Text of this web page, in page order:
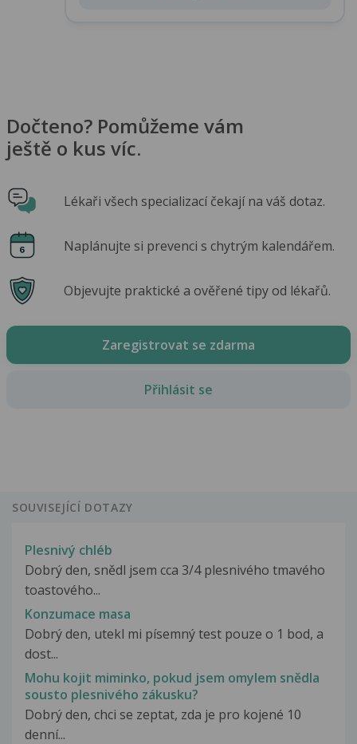
Dočteno? Pomůžeme vám
ještě o kus víc.
Lékaři všech specializací čekají na váš dotaz.
Naplánujte si prevenci s chytrým kalendářem.
Objevujte praktické a ověřené tipy od lékařů.
Zaregistrovat se zdarma
Přihlásit se
SOUVISEJÍCÍ DOTAZY
Plesnivý chléb
Dobrý den, snědl jsem cca 3/4 plesnivého tmavého
toastového...
Konzumace masa
Dobrý den, utekl mi písemný test pouze o 1 bod, a
dost...
Mohu kojit miminko, pokud jsem omylem snědla
sousto plesnivého zákusku?
Dobrý den, chci se zeptat, zda je pro kojené 10
denní...